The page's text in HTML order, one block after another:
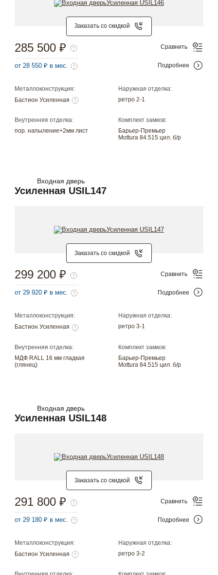
Заказать со скидкой
Металлоконструкция:
Бастион Усиленная
Наружная отделка:
ретро 2-1
Внутренняя отделка:
пор. напыление+2мм лист
Комплект замков:
Барьер-Премьер
Mottura 84.515 цил. б/р
285 500 ₽
от 28 550 ₽ в мес.
Сравнить
Подробнее
Входная дверь
Усиленная USIL147
Заказать со скидкой
Металлоконструкция:
Бастион Усиленная
Наружная отделка:
ретро 3-1
Внутренняя отделка:
МДФ RALL 16 мм гладкая
(глянец)
Комплект замков:
Барьер-Премьер
Mottura 84.515 цил. б/р
299 200 ₽
от 29 920 ₽ в мес.
Сравнить
Подробнее
Входная дверь
Усиленная USIL148
Заказать со скидкой
Металлоконструкция:
Бастион Усиленная
Наружная отделка:
ретро 3-2
291 800 ₽
от 29 180 ₽ в мес.
Сравнить
Подробнее